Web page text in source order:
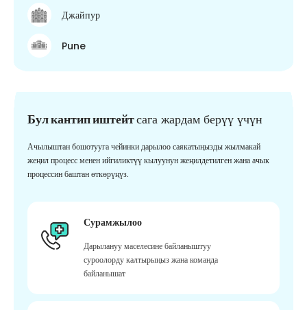
Джайпур
Pune
Бул кантип иштейтсага жардам берүү үчүн
Ачылыштан бошотууга чейинки дарылоо саякатыңызды жылмакай
жеңил процесс менен ийгиликтүү кылуунун жеңилдетилген жана ачык
процессин баштан өткөрүңүз.
Сурамжылоо
Дарылануу маселесине байланыштуу
суроолорду калтырыңыз жана команда
байланышат